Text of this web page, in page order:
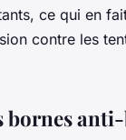
ce qui en
contre les
bornes